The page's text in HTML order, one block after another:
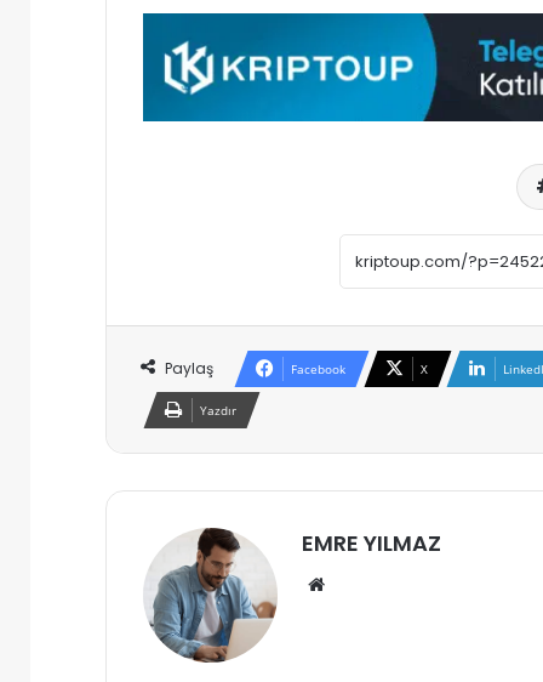
Paylaş Facebook X
Yazdır
EMRE YILMAZ